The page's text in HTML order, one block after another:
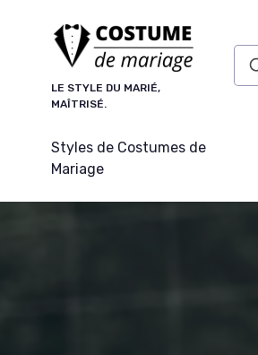
LE STYLE DU MARIÉ,
MAÎTRISÉ.
Styles de Costumes de
Mariage